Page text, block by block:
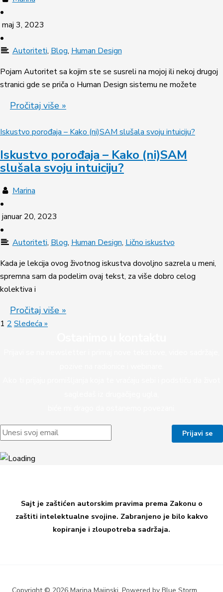
•
maj 3, 2023
•
Autoriteti, Blog, Human Design
Pojam Autoritet sa kojim ste se susreli na mojoj ili nekoj drugoj
stranici gde se priča o Human Design sistemu ne možete
Pročitaj više »
Iskustvo porođaja – Kako (ni)SAM slušala svoju intuiciju?
Iskustvo porođaja – Kako (ni)SAM
slušala svoju intuiciju?
Marina
•
januar 20, 2023
•
Autoriteti, Blog, Human Design, Lično iskustvo
Kada je lekcija ovog životnog iskustva dovoljno sazrela u meni,
spremna sam da podelim ovaj tekst, za više dobro celog
kolektiva i
Pročitaj više »
1 2 Sledeća »
Sajt je zaštićen autorskim pravima prema Zakonu o
zaštiti intelektualne svojine. Zabranjeno je bilo kakvo
kopiranje i zloupotreba sadržaja.